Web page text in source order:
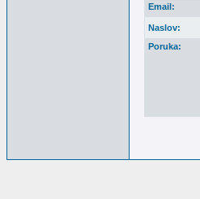
Email:
Naslov:
Poruka: